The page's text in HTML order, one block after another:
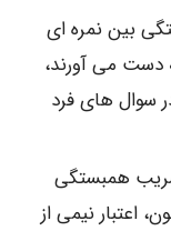
بین نمره ای
دست می آورند،
سوال های فرد
همبستگی
اعتبار نیمی از